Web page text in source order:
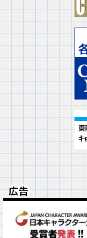
広告
広告